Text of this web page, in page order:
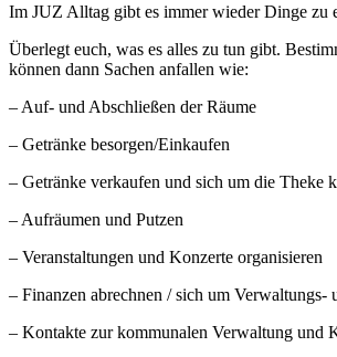
Im JUZ Alltag gibt es immer wieder Dinge zu
Überlegt euch, was es alles zu tun gibt.
können dann Sachen anfallen wie:
– Auf- und Abschließen der Räume
– Getränke besorgen/Einkaufen
– Getränke verkaufen und sich um die Theke
– Aufräumen und Putzen
– Veranstaltungen und Konzerte organisieren
– Finanzen abrechnen / sich um Verwaltungs-
– Kontakte zur kommunalen Verwaltung und